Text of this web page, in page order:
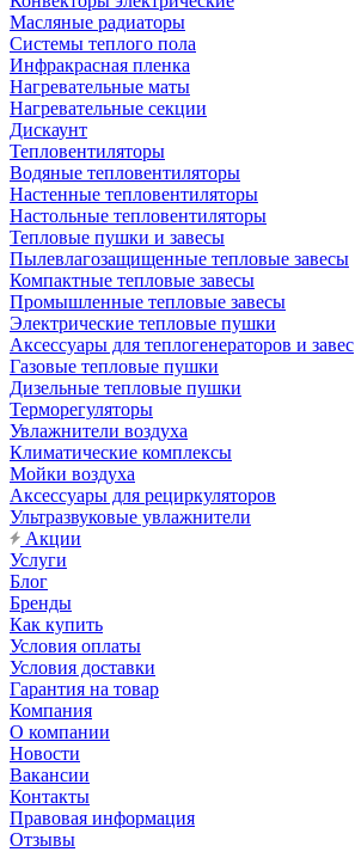
Масляные радиаторы
Системы теплого пола
Инфракрасная пленка
Нагревательные маты
Нагревательные секции
Дискаунт
Тепловентиляторы
Водяные тепловентиляторы
Настенные тепловентиляторы
Настольные тепловентиляторы
Тепловые пушки и завесы
Пылевлагозащищенные тепловые завесы
Компактные тепловые завесы
Промышленные тепловые завесы
Электрические тепловые пушки
Аксессуары для теплогенераторов и завес
Газовые тепловые пушки
Дизельные тепловые пушки
Терморегуляторы
Увлажнители воздуха
Климатические комплексы
Мойки воздуха
Аксессуары для рециркуляторов
Ультразвуковые увлажнители
Акции
Услуги
Блог
Бренды
Как купить
Условия оплаты
Условия доставки
Гарантия на товар
Компания
О компании
Новости
Вакансии
Контакты
Правовая информация
Отзывы